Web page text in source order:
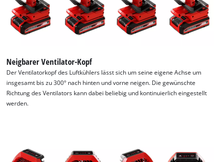
Wir benötigen deine Zustimmung, um
Google Maps laden zu können!
This content is not permitted to load due
to trackers that are not disclosed to the
Management Platform
Neigbarer Ventilator-Kopf
Der Ventilatorkopf des Luftkühlers lässt sich um seine eigene Achse um
insgesamt bis zu 300° nach hinten und vorne neigen. Die gewünschte
Richtung des Ventilators kann dabei beliebig und kontinuierlich eingestellt
werden.